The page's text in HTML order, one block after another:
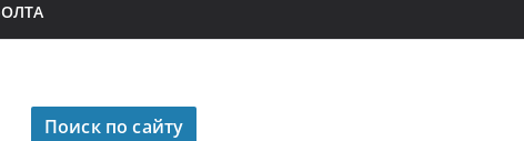
Поиск по сайту